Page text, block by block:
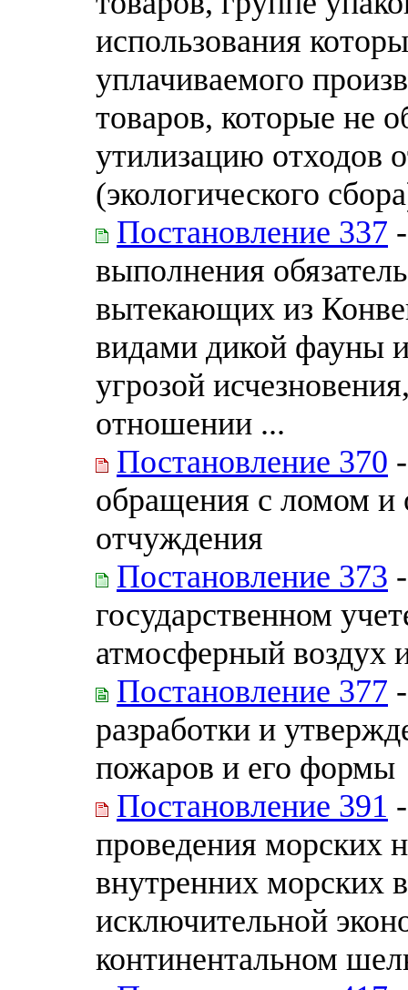
использования
уплачиваемого
товаров, которые не
утилизацию отходов
(экологического
Постановление 337
выполнения
вытекающих из
видами дикой фауны
угрозой
отношении ...
Постановление 370
обращения с ломом и
отчуждения
Постановление 373
государственном
атмосферный воздух
Постановление 377
разработки и
пожаров и его формы
Постановление 391
проведения морских
внутренних морских
исключительной
континентальном